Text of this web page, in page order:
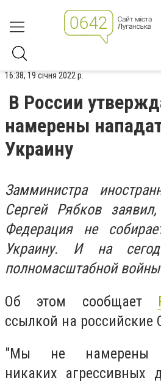
16:38, 19 січня 2022 р.
В России
намерены
Украину
Замминистра
Сергей Рябков
Федерация не
Украину. И на
полномасштабной
Об этом сообщает
ссылкой на
"Мы не намерены
никаких агрессивных